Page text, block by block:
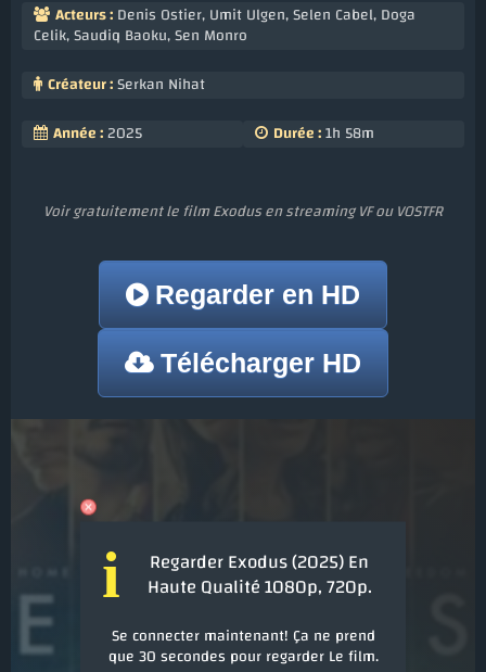
Acteurs :Denis Ostier,Umit Ulgen,Selen Cabel,Doga
Celik,Saudiq Baoku,Sen Monro
Créateur :Serkan Nihat
Année :2025 Durée :1h 58m
Voir gratuitement le film Exodus en streaming VF ou VOSTFR
Regarder en HD
Télécharger HD
i Regarder Exodus (2025) En
Haute Qualité 1080p, 720p.
Se connecter maintenant! Ça ne prend
que 30 secondes pour regarder Le film.